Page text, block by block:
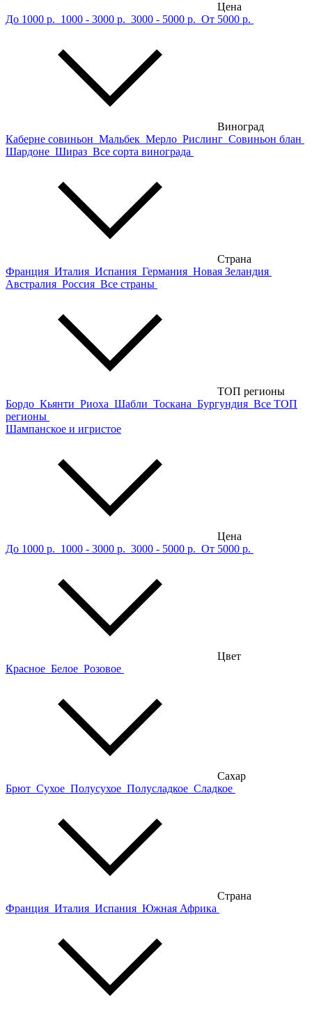
Цена
До 1000 р. 1000 - 3000 р. 3000 - 5000 р. От 5000 р.
Виноград
Каберне совиньон Мальбек Мерло Рислинг Совиньон блан
Шардоне Шираз Все сорта винограда
Страна
Франция Италия Испания Германия Новая Зеландия
Австралия Россия Все страны
ТОП регионы
Бордо Кьянти Риоха Шабли Тоскана Бургундия Все ТОП
регионы
Шампанское и игристое
Цена
До 1000 р. 1000 - 3000 р. 3000 - 5000 р. От 5000 р.
Цвет
Красное Белое Розовое
Сахар
Брют Сухое Полусухое Полусладкое Сладкое
Страна
Франция Италия Испания Южная Африка